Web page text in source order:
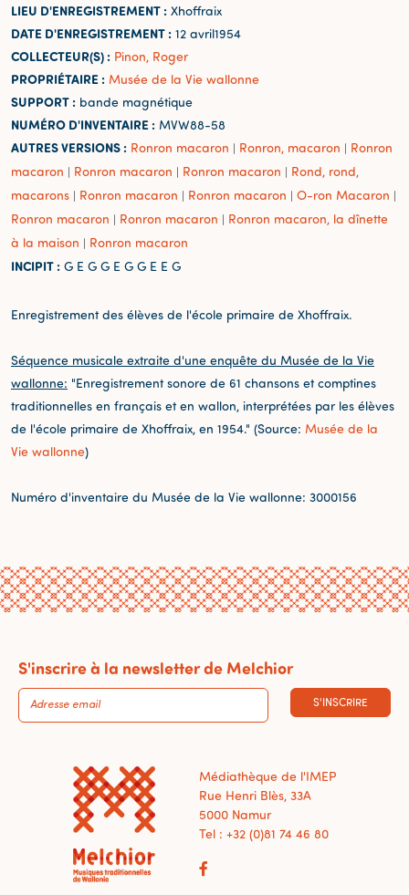
LIEU D'ENREGISTREMENT : Xhoffraix
DATE D'ENREGISTREMENT : 12 avril1954
COLLECTEUR(S) : Pinon, Roger
PROPRIÉTAIRE : Musée de la Vie wallonne
SUPPORT : bande magnétique
NUMÉRO D'INVENTAIRE : MVW88-58
AUTRES VERSIONS : Ronron macaron | Ronron, macaron | Ronron
macaron | Ronron macaron | Ronron macaron | Rond, rond,
macarons | Ronron macaron | Ronron macaron | O-ron Macaron |
Ronron macaron | Ronron macaron | Ronron macaron, la dînette
à la maison | Ronron macaron
INCIPIT : G E G G E G G E E G
Enregistrement des élèves de l'école primaire de Xhoffraix.
Séquence musicale extraite d'une enquête du Musée de la Vie
wallonne: "Enregistrement sonore de 61 chansons et comptines
traditionnelles en français et en wallon, interprétées par les élèves
de l'école primaire de Xhoffraix, en 1954." (Source: Musée de la
Vie wallonne)
Numéro d'inventaire du Musée de la Vie wallonne: 3000156
S'inscrire à la newsletter de Melchior
S'INSCRIRE
Médiathèque de l'IMEP
Rue Henri Blès, 33A
5000 Namur
Tel : +32 (0)81 74 46 80